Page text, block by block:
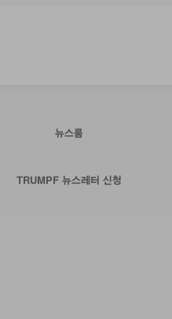
뉴스룸
TRUMPF 뉴스레터 신청